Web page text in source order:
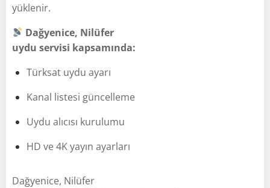
yüklenir.
Dağyenice, Nilüfer
uydu servisi kapsamında:
Türksat uydu ayarı
Kanal listesi güncelleme
Uydu alıcısı kurulumu
HD ve 4K yayın ayarları
Dağyenice, Nilüfer